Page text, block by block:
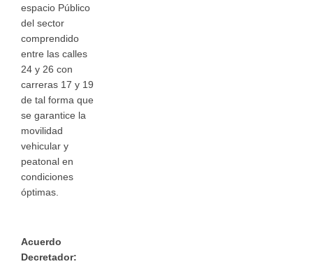
espacio Público
del sector
comprendido
entre las calles
24 y 26 con
carreras 17 y 19
de tal forma que
se garantice la
movilidad
vehicular y
peatonal en
condiciones
óptimas.
Acuerdo
Decretador: